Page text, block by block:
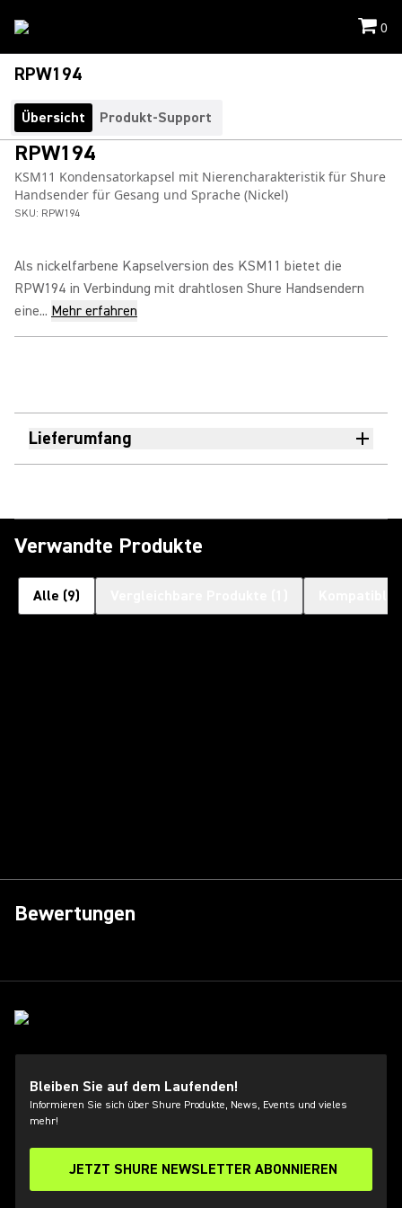
0
RPW194
Übersicht Produkt-Support
RPW194
KSM11 Kondensatorkapsel mit Nierencharakteristik für Shure
Handsender für Gesang und Sprache (Nickel)
SKU: RPW194
Als nickelfarbene Kapselversion des KSM11 bietet die
RPW194 in Verbindung mit drahtlosen Shure Handsendern
eine... Mehr erfahren
Lieferumfang
Verwandte Produkte
Alle (9)
Bewertungen
Bleiben Sie auf dem Laufenden!
Informieren Sie sich über Shure Produkte, News, Events und vieles
mehr!
JETZT SHURE NEWSLETTER ABONNIEREN